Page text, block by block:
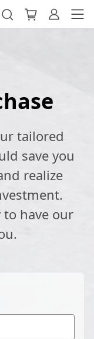
tailored
save you
realize
to have our